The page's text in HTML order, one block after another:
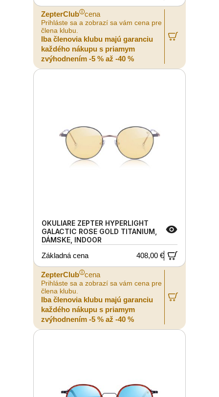
ZepterClubⓘcena
Prihláste sa a zobrazí sa vám cena pre
člena klubu.
Iba členovia klubu majú garanciu
každého nákupu s priamym
zvýhodnením -5 % až -40 %
OKULIARE ZEPTER HYPERLIGHT
GALACTIC ROSE GOLD TITANIUM,
DÁMSKE, INDOOR
Základná cena
408,00 €
ZepterClubⓘcena
Prihláste sa a zobrazí sa vám cena pre
člena klubu.
Iba členovia klubu majú garanciu
každého nákupu s priamym
zvýhodnením -5 % až -40 %